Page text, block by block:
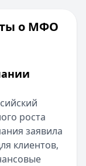
о МФО
роста
заявила
клиентов,